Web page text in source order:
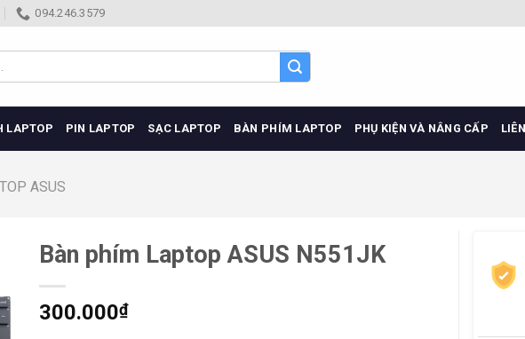
094.246.3579
LAPTOP PIN LAPTOP SẠC LAPTOP BÀN PHÍM LAPTOP PHỤ KIỆN VÀ NÂNG CẤP
ASUS
Bàn phím Laptop ASUS N551JK
300.000₫